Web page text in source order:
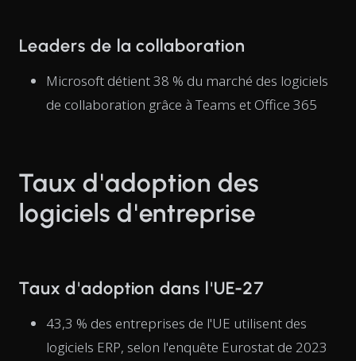
Leaders de la collaboration
Microsoft détient 38 % du marché des logiciels
de collaboration grâce à Teams et Office 365
Taux d'adoption des
logiciels d'entreprise
Taux d'adoption dans l'UE-27
43,3 % des entreprises de l'UE utilisent des
logiciels ERP, selon l'enquête Eurostat de 2023